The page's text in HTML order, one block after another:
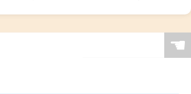
☚